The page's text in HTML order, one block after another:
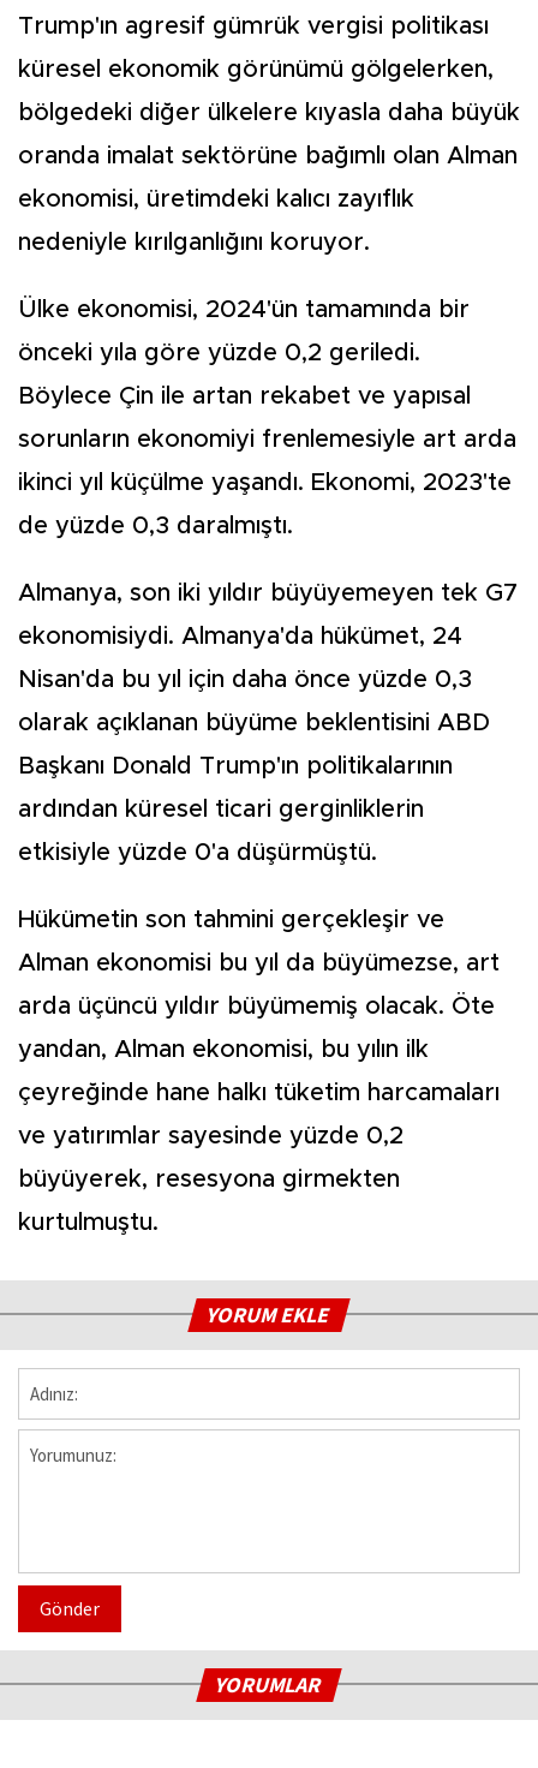
Trump'ın agresif gümrük vergisi politikası
küresel ekonomik görünümü gölgelerken,
bölgedeki diğer ülkelere kıyasla daha büyük
oranda imalat sektörüne bağımlı olan Alman
ekonomisi, üretimdeki kalıcı zayıflık
nedeniyle kırılganlığını koruyor.
Ülke ekonomisi, 2024'ün tamamında bir
önceki yıla göre yüzde 0,2 geriledi.
Böylece Çin ile artan rekabet ve yapısal
sorunların ekonomiyi frenlemesiyle art arda
ikinci yıl küçülme yaşandı. Ekonomi, 2023'te
de yüzde 0,3 daralmıştı.
Almanya, son iki yıldır büyüyemeyen tek G7
ekonomisiydi. Almanya'da hükümet, 24
Nisan'da bu yıl için daha önce yüzde 0,3
olarak açıklanan büyüme beklentisini ABD
Başkanı Donald Trump'ın politikalarının
ardından küresel ticari gerginliklerin
etkisiyle yüzde 0'a düşürmüştü.
Hükümetin son tahmini gerçekleşir ve
Alman ekonomisi bu yıl da büyümezse, art
arda üçüncü yıldır büyümemiş olacak. Öte
yandan, Alman ekonomisi, bu yılın ilk
çeyreğinde hane halkı tüketim harcamaları
ve yatırımlar sayesinde yüzde 0,2
büyüyerek, resesyona girmekten
kurtulmuştu.
YORUM EKLE
Gönder
YORUMLAR